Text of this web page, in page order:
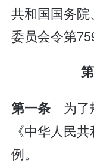
共和国国务
委员会令第
第一条 为了
《中华人民
例。